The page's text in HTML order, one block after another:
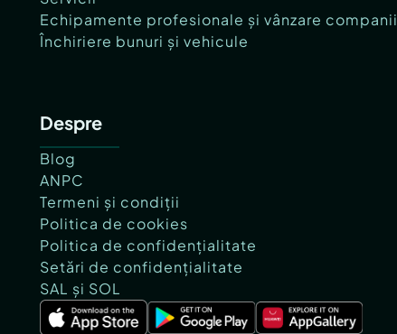
Echipamente profesionale și vânzare companii
Închiriere bunuri și vehicule
Despre
Blog
ANPC
Termeni și condiții
Politica de cookies
Politica de confidențialitate
Setări de confidențialitate
SAL și SOL